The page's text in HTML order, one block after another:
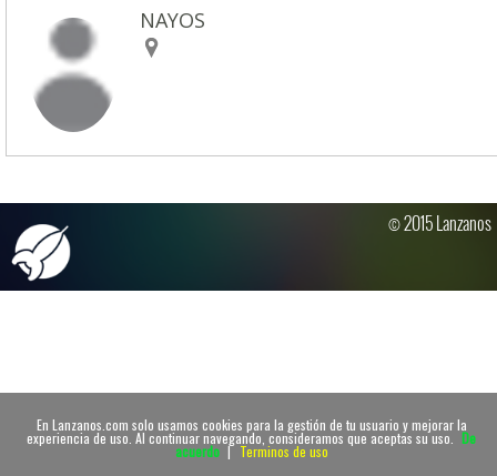
En Lanzanos.com solo usamos cookies para la gestión de tu usuario y mejorar la
experiencia de uso. Al continuar navegando, consideramos que aceptas su uso. De
acuerdo | Terminos de uso
NAYOS
© 2015 Lanzanos